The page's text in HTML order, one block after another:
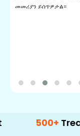
መመሪያን ይሰጥዎታል።
Treatment